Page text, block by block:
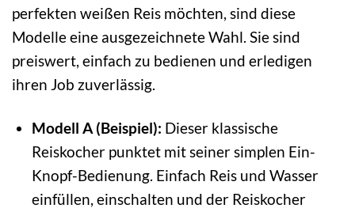
perfekten weißen Reis möchten, sind diese
Modelle eine ausgezeichnete Wahl. Sie sind
preiswert, einfach zu bedienen und erledigen
ihren Job zuverlässig.
Modell A (Beispiel): Dieser klassische
Reiskocher punktet mit seiner simplen Ein-
Knopf-Bedienung. Einfach Reis und Wasser
einfüllen, einschalten und der Reiskocher